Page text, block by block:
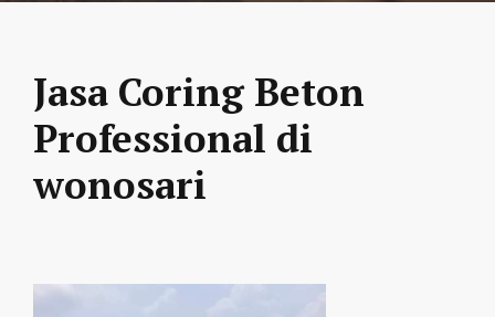
Jasa Coring Beton
Professional di
wonosari